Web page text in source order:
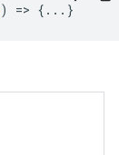
) => {...}